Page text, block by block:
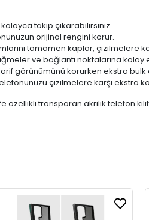
takıp çıkarabilirsiniz.
orijinal rengini korur.
tamamen kaplar, çizilmelere
ve bağlantı noktalarına kolay
görünümünü korurken ekstra
telefonunuzu çizilmelere karşı ekstra
özellikli transparan akrilik telefon